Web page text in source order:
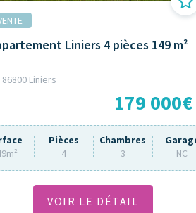
Liniers 4 pièces 149 m²
86800 Liniers
179 000€
Pièces
4
Chambres
3
NC
VOIR LE DÉTAIL